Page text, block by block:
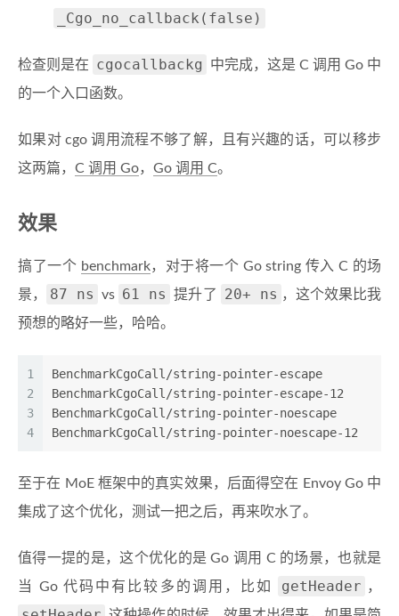
_Cgo_no_callback(false)
检查则是在 cgocallbackg
中完成，这是 C 调用 Go 中
的一个入口函数。
如果对 cgo 调用流程不够了解，且有兴趣的话，可以移步
这两篇， C 调用 Go， Go 调用 C。
效果
搞了一个 benchmark，对于将一个 Go string 传入 C 的场
景，
87 ns vs 61 ns 提升了 20+ ns ，这个效果比我
预想的略好一些，哈哈。
1
2
3
4
BenchmarkCgoCall/string-pointer-escape
BenchmarkCgoCall/string-pointer-escape-12
BenchmarkCgoCall/string-pointer-noescape
BenchmarkCgoCall/string-pointer-noescape-
至于在 MoE 框架中的真实效果，后面得空在 Envoy Go 中
集成了这个优化，测试一把之后，再来吹水了。
值得一提的是，这个优化的是 Go 调用 C 的场景，也就是
当 Go 代码中有比较多的调用，比如
getHeader ，